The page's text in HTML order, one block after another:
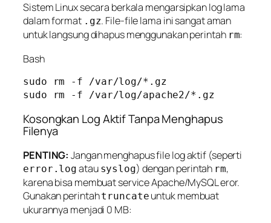
Sistem Linux secara berkala mengarsipkan log lama
dalam format .gz. File-file lama ini sangat aman
untuk langsung dihapus menggunakan perintah rm:
Bash
sudo rm -f /var/log/*.gz
Kosongkan Log Aktif Tanpa Menghapus
Filenya
PENTING: Jangan menghapus file log aktif (seperti
error.log atau syslog) dengan perintah rm,
karena bisa membuat service Apache/MySQL eror.
Gunakan perintahtruncate untuk membuat
ukurannya menjadi 0 MB: